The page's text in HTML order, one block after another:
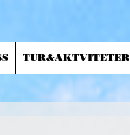
TUR&AKTVITETER